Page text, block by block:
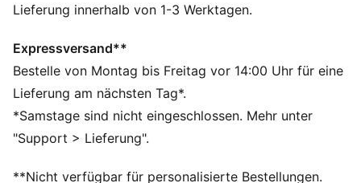
32-Panel-Design für hervorragende Ballkontrolle und
Maschinell vernähte Konstruktion für erhöhte
Strapazierfähigkeit
Metallic-Hologramm-Oberfläche
PUMA Air Lock Ventil verhindert Luftdruckverlust
TPU mit Metallic-Hologramm-Finish
65% EVA; 15% Textilfutter; 10% Gummiblase; 10% TPU
Lieferung innerhalb von 1-3 Werktagen.
Expressversand**
Bestelle von Montag bis Freitag vor 14:00 Uhr für eine
Lieferung am nächsten Tag*.
*Samstage sind nicht eingeschlossen. Mehr unter
"Support > Lieferung".
**Nicht verfügbar für personalisierte Bestellungen.